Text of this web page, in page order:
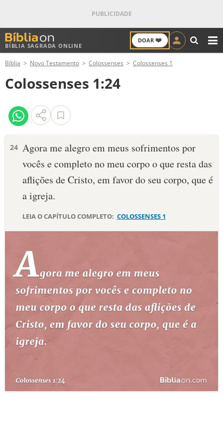
BÍBLIA SAGRADA ONLINE
DOAR ❤️
ANTIGO TESTAMENTO
NOVO TESTAMENTO
VERSÍCULOS
PALAVRA DO DIA
SALMO DO DIA
DEVOCIONAL DIÁRIO
ESTUDOS BÍBLICOS
ESBOÇOS DE PREGAÇÃO
TEMAS
PERGUNTE À BÍBLIA
QUEM SOMOS
Bíblia Novo Testamento Colossenses Colossenses 1
Colossenses 1:24
24 Agora me alegro em meus sofrimentos por
vocês e completo no meu corpo o que resta das
aflições de Cristo, em favor do seu corpo, que é
a igreja.
LEIA O CAPÍTULO COMPLETO: COLOSSENSES 1